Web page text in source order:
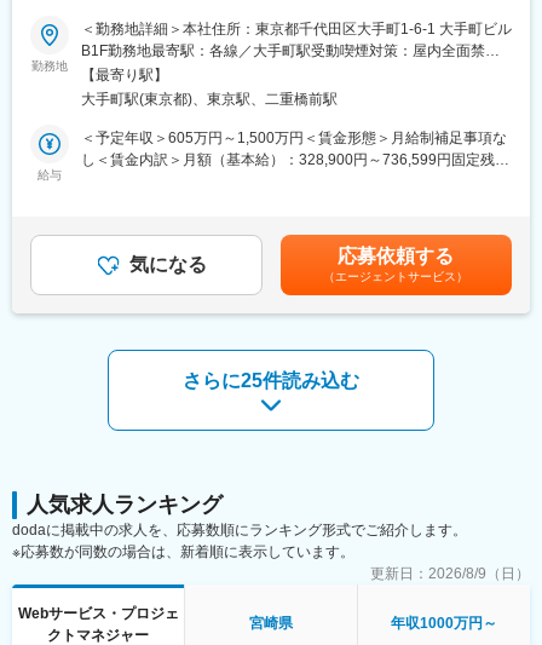
■仕事の魅力
◎プロジェクトマネジメントのキャリアを本格スタートできる環
境
サブリーダーとして牽引する経験を積むことで、PMとしてのキャ
リアを本格的にスタートできます。経験豊富なPMやCTO経験者の
ジニア、国内トップレベルのCTO経験者、ビジネス・テック・ク
リエイティブのプロフェッショナル集団と共に働くことで、多様
な視点と新しい知識を吸収し、自身の視野を広げることができま
変更の範囲：会社の定める業務
■仕事の魅力
・"基幹×変革"のど真ん中で、構想～実行まで一貫してリードでき
・計画・品質・合意形成を武器に、炎上回避だけでなく「再現性
ある成功」をつくる
・UI/UX・AIなどの近代要素を、大規模システムの現実に耐える形
で組み込む（ハイブリッドSI）
定～推進
・WBS/体制/スコープ/変更管理/リスク管理/品質計画
・QCDSをコントロールし、安定したプロジェクト運営を実現
・顧客の意思決定を前に進めるためのステークホルダー設計／合
・品質可視化（レビュー設計、品質指標、進捗・課題の定量化）
・必要に応じて、プロジェクトにおける難局の立て直し（リカバ
■具体的なミッション
・「経営課題」→「要件」→「実装可能な計画」への変換を主導
・要件定義の品質を担保し、後工程の手戻りを抑制（品質の見え
る化を標準化）
・開発チーム（国内外）を束ね、納期と品質の両立を実現
・"型（テンプレート・標準プロセス）"をプロジェクトで使える形
に磨き込む
勤務地
＜勤務地詳細＞本社住所：東京都千代田区大手町1-6-1 大手町ビル
B1F勤務地最寄駅：各線／大手町駅受動喫煙対策：屋内全面禁煙
変更の範囲：会社の定める事業所（リモートワーク含む）
【最寄り駅】
大手町駅(東京都)、東京駅、二重橋前駅
給与
＜予定年収＞605万円～1,500万円＜賃金形態＞月給制補足事項な
し＜賃金内訳＞月額（基本給）：328,900円～736,599円固定残業
給与補足＞■昇給：年1回■賞与：年2回賃金はあくまでも目安の金
額であり、選考を通じて上下する可能性があります。月給(月額)は
固定手当を含めた表記です。
気になる 応募依頼する
（エージェントサービス）
さらに25件読み込む
人気求人ランキング
dodaに掲載中の求人を、応募数順にランキング形式でご紹介します。
※応募数が同数の場合は、新着順に表示しています。
更新日： 2026/8/9（日）
Webサービス・プロジェ
クトマネジャー
宮崎県 年収1000万円～